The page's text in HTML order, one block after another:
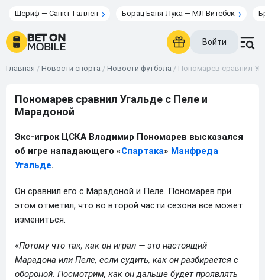
Шериф — Санкт-Галлен Борац Баня-Лука — МЛ Витебск
Войти
Главная / Новости спорта / Новости футбола / Пономарев сравнил
Пономарев сравнил Угальде с Пеле и
Марадоной
Экс-игрок ЦСКА Владимир Пономарев высказался
об игре нападающего «Спартака» Манфреда
Угальде.
Он сравнил его с Марадоной и Пеле. Пономарев при
этом отметил, что во второй части сезона все может
измениться.
«Потому что так, как он играл — это настоящий
Марадона или Пеле, если судить, как он разбирается с
обороной. Посмотрим, как он дальше будет проявлять